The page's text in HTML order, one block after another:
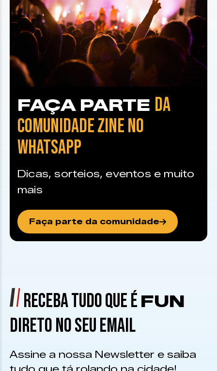
FAÇA PARTE DA
COMUNIDADE ZINE NO
WHATSAPP
Dicas, sorteios, eventos e muito
mais
Faça parte da comunidade
RECEBA TUDO QUE É FUN
DIRETO NO SEU EMAIL
Assine a nossa Newsletter e saiba